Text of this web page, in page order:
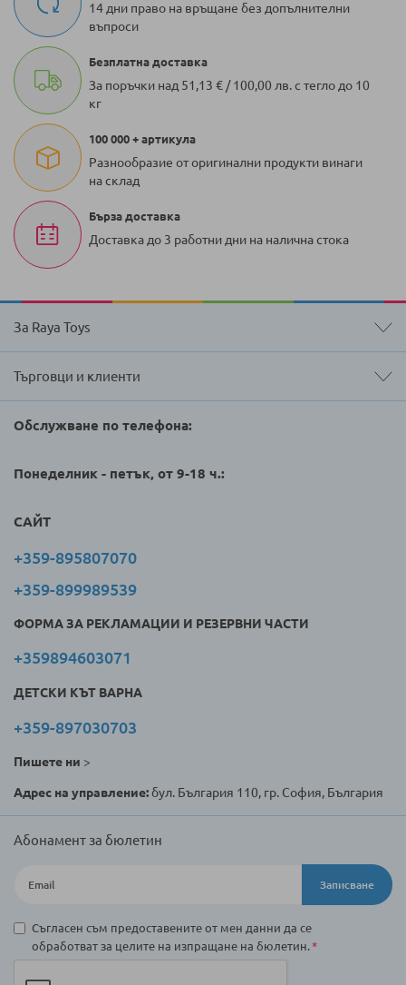
14 дни право на връщане без допълнителни
въпроси
Безплатна доставка
За поръчки над 51,13 € / 100,00 лв. с тегло до 10
кг
100 000 + артикула
Разнообразие от оригинални продукти винаги
на склад
Бърза доставка
Доставка до 3 работни дни на налична стока
За Raya Toys
Търговци и клиенти
Обслужване по телефона:
Понеделник - петък, от 9-18 ч.:
САЙТ
+359-895807070
+359-899989539
ФОРМА ЗА РЕКЛАМАЦИИ И РЕЗЕРВНИ ЧАСТИ
+359894603071
ДЕТСКИ КЪТ ВАРНА
+359-897030703
Пишете ни >
Адрес на управление:бул. България 110, гр. София, България
Абонамент за бюлетин
Записване
Съгласен съм предоставените от мен данни да се
обработват за целите на изпращане на бюлетин.